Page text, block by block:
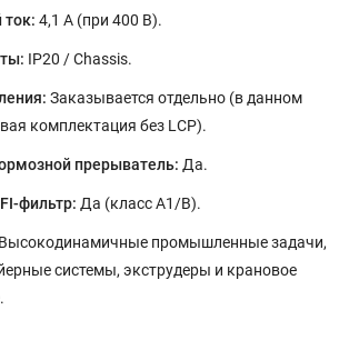
4,1 А (при 400 В).
IP20 / Chassis.
Заказывается отдельно (в данном
комплектация без LCP).
прерыватель: Да.
фильтр: Да (класс A1/B).
Высокодинамичные промышленные задачи,
системы, экструдеры и крановое